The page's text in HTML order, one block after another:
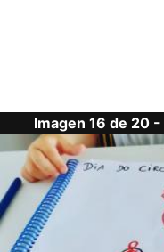
Imagen 16 de 20 -